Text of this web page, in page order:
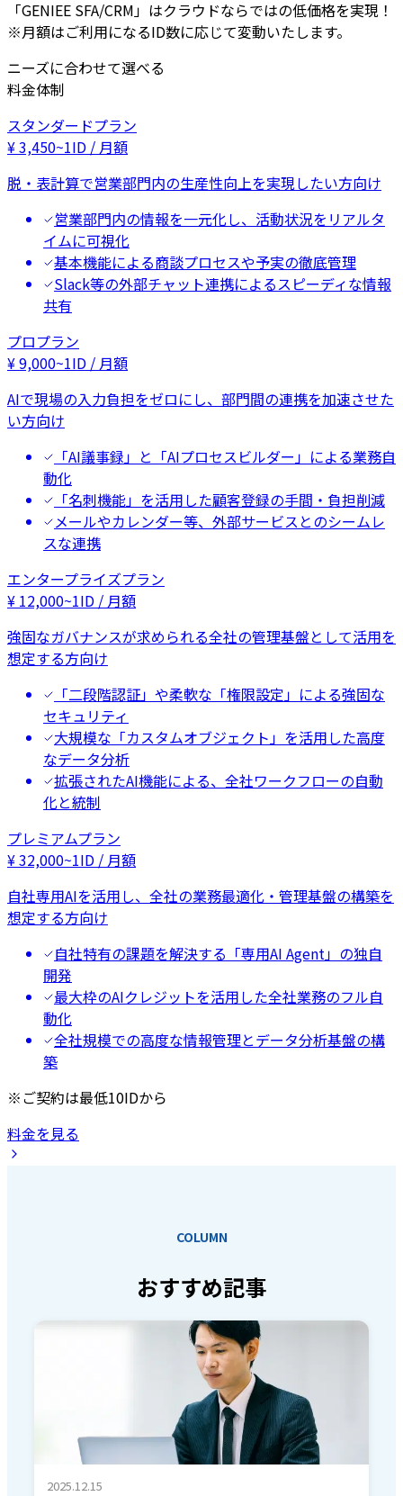
「GENIEE SFA/CRM」はクラウドならではの低価格を実現！
※月額はご利用になるID数に応じて変動いたします。
ニーズに合わせて選べる
料金体制
スタンダードプラン
¥3,450~1ID / 月額
脱・表計算で営業部門内の生産性向上を実現したい方向け
営業部門内の情報を一元化し、活動状況をリアルタ
イムに可視化
基本機能による商談プロセスや予実の徹底管理
Slack等の外部チャット連携によるスピーディな情報
共有
プロプラン
¥9,000~1ID / 月額
AIで現場の入力負担をゼロにし、部門間の連携を加速させた
い方向け
「AI議事録」と「AIプロセスビルダー」による業務自
動化
「名刺機能」を活用した顧客登録の手間・負担削減
メールやカレンダー等、外部サービスとのシームレ
スな連携
エンタープライズプラン
¥ 12,000~1ID / 月額
強固なガバナンスが求められる全社の管理基盤として活用を
想定する方向け
「二段階認証」や柔軟な「権限設定」による強固な
セキュリティ
大規模な「カスタムオブジェクト」を活用した高度
なデータ分析
拡張されたAI機能による、全社ワークフローの自動
化と統制
プレミアムプラン
¥32,000~1ID / 月額
自社専用AIを活用し、全社の業務最適化・管理基盤の構築を
想定する方向け
自社特有の課題を解決する「専用AI Agent」の独自
開発
最大枠のAIクレジットを活用した全社業務のフル自
動化
全社規模での高度な情報管理とデータ分析基盤の構
築
※ご契約は最低10IDから
料金を見る
COLUMN
おすすめ記事
2025.12.15